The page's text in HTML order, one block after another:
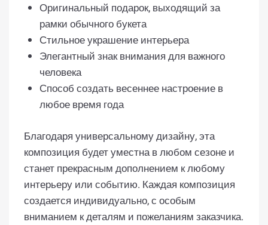
Оригинальный подарок, выходящий за
рамки обычного букета
Стильное украшение интерьера
Элегантный знак внимания для важного
человека
Способ создать весеннее настроение в
любое время года
Благодаря универсальному дизайну, эта
композиция будет уместна в любом сезоне и
станет прекрасным дополнением к любому
интерьеру или событию. Каждая композиция
создается индивидуально, с особым
вниманием к деталям и пожеланиям заказчика.